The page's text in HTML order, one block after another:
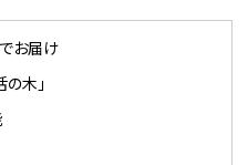
お届け
木」